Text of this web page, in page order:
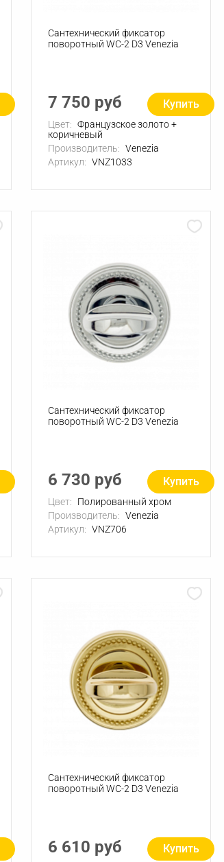
Сантехнический фиксатор
поворотный WC-2 D3 Venezia
7 750 руб Купить
Цвет: Французское золото +
коричневый
Производитель: Venezia
Артикул: VNZ1033
Сантехнический фиксатор
поворотный WC-2 D3 Venezia
6 730 руб Купить
Цвет:
Полированный хром
Производитель: Venezia
Артикул: VNZ706
Сантехнический фиксатор
поворотный WC-2 D3 Venezia
6 610 руб Купить